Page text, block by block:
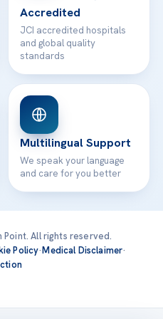
Accredited
JCI accredited hospitals
and global quality
standards
Multilingual Support
We speak your language
and care for you better
All rights reserved.
Policy·Medical Disclaimer·